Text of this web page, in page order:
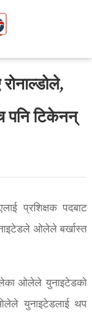
पनि टिकेनन्
प्रशिक्षक पदबाट
ओलेले बर्खास्त
ओलेले युनाइटेडको
युनाइटेडलाई थप